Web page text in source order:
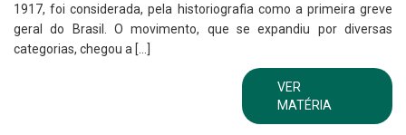
1917, foi considerada, pela historiografia como a primeira greve
geral do Brasil. O movimento, que se expandiu por diversas
categorias, chegou a […]
VER
MATÉRIA